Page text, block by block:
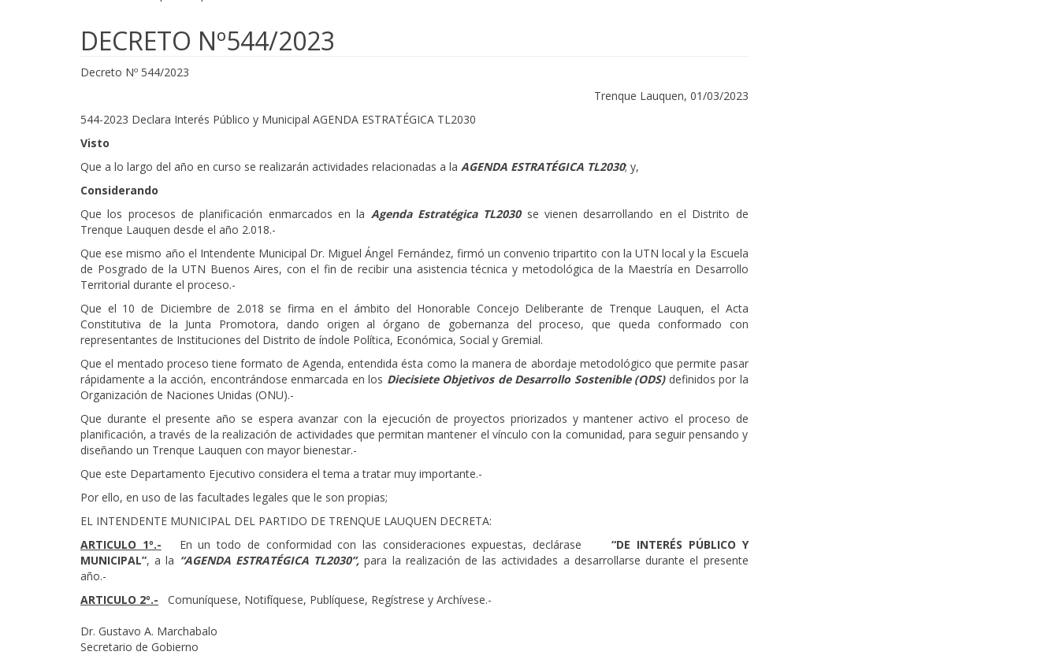
DECRETO Nº544/2023
Decreto Nº 544/2023
Trenque Lauquen, 01/03/2023
544-2023 Declara Interés Público y Municipal AGENDA ESTRATÉGICA TL2030
Visto
Que a lo largo del año en curso se realizarán actividades relacionadas a la AGENDA ESTRATÉGICA TL2030; y,
Considerando
Que los procesos de planificación enmarcados en la Agenda Estratégica TL2030se vienen desarrollando en el Distrito de
Trenque Lauquen desde el año 2.018.-
Que ese mismo año el Intendente Municipal Dr. Miguel Ángel Fernández, firmó un convenio tripartito con la UTN local y la Escuela
de Posgrado de la UTN Buenos Aires, con el fin de recibir una asistencia técnica y metodológica de la Maestría en Desarrollo
Territorial durante el proceso.-
Que el 10 de Diciembre de 2.018 se firma en el ámbito del Honorable Concejo Deliberante de Trenque Lauquen, el Acta
Constitutiva de la Junta Promotora, dando origen al órgano de gobernanza del proceso, que queda conformado con
representantes de Instituciones del Distrito de índole Política, Económica, Social y Gremial.
Que el mentado proceso tiene formato de Agenda, entendida ésta como la manera de abordaje metodológico que permite pasar
rápidamente a la acción, encontrándose enmarcada en los Diecisiete Objetivos de Desarrollo Sostenible (ODS)definidos por la
Organización de Naciones Unidas (ONU).-
Que durante el presente año se espera avanzar con la ejecución de proyectos priorizados y mantener activo el proceso de
planificación, a través de la realización de actividades que permitan mantener el vínculo con la comunidad, para seguir pensando y
diseñando un Trenque Lauquen con mayor bienestar.-
Que este Departamento Ejecutivo considera el tema a tratar muy importante.-
Por ello, en uso de las facultades legales que le son propias;
EL INTENDENTE MUNICIPAL DEL PARTIDO DE TRENQUE LAUQUEN DECRETA:
ARTICULO 1º.- En un todo de conformidad con las consideraciones expuestas, declárase“DE INTERÉS PÚBLICO Y
MUNICIPAL”, a la “AGENDA ESTRATÉGICA TL2030”,para la realización de las actividades a desarrollarse durante el presente
año.-
ARTICULO 2º.-
Comuníquese, Notifíquese, Publíquese, Regístrese y Archívese.-
Dr. Gustavo A. Marchabalo
Secretario de Gobierno